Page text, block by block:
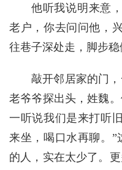
他听我说明来意
老户，你去问问他，
往巷子深处走，脚步稳
敲开邻居家的门
老爷爷探出头，姓魏
一听说我们是来打听
来坐，喝口水再聊。
的人，实在太少了。